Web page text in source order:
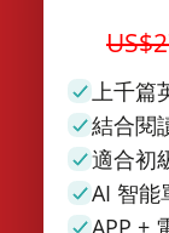
上千篇
結合閱
適合初
AI 智能
APP +